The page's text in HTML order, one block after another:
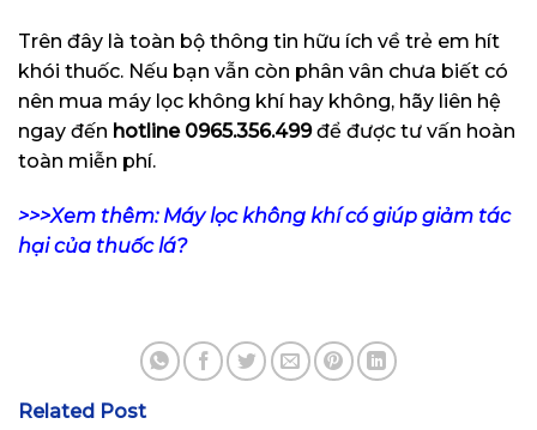
Trên đây là toàn bộ thông tin hữu ích về trẻ em hít
khói thuốc. Nếu bạn vẫn còn phân vân chưa biết có
nên mua máy lọc không khí hay không, hãy liên hệ
ngay đến hotline 0965.356.499để được tư vấn hoàn
toàn miễn phí.
>>>Xem thêm: Máy lọc không khí có giúp giảm tác
hại của thuốc lá?
Related Post